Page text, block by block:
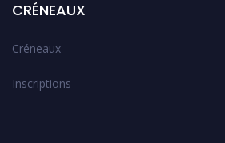
CRÉNEAUX
Créneaux
Inscriptions